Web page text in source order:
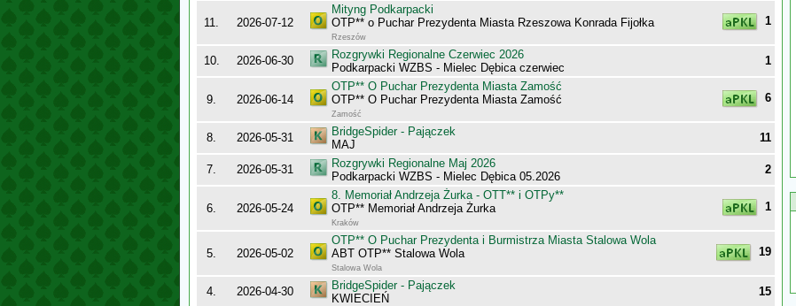
11. 2026-07-12
Mityng Podkarpacki
OTP** o Puchar Prezydenta Miasta Rzeszowa Konrada Fijołka
Rzeszów
1
10. 2026-06-30
Rozgrywki Regionalne Czerwiec 2026
Podkarpacki WZBS - Mielec Dębica czerwiec
1
9. 2026-06-14
OTP** O Puchar Prezydenta Miasta Zamość
OTP** O Puchar Prezydenta Miasta Zamość
Zamość
6
8. 2026-05-31
BridgeSpider - Pajączek
MAJ
11
7. 2026-05-31
Rozgrywki Regionalne Maj 2026
Podkarpacki WZBS - Mielec Dębica 05.2026
2
6. 2026-05-24
8. Memoriał Andrzeja Żurka - OTT** i OTPy**
OTP** Memoriał Andrzeja Żurka
Kraków
1
5. 2026-05-02
OTP** O Puchar Prezydenta i Burmistrza Miasta Stalowa Wola
ABT OTP** Stalowa Wola
Stalowa Wola
19
4. 2026-04-30
BridgeSpider - Pajączek
KWIECIEŃ
15